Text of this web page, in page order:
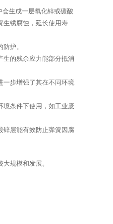
生成一层氧化锌或碳酸
生锈腐蚀，延长使用寿
护。
生的残余应力能部分抵消
一步增强了其在不同环境
境条件下使用，如工业废
锌层能有效防止弹簧因腐
规模和发展。